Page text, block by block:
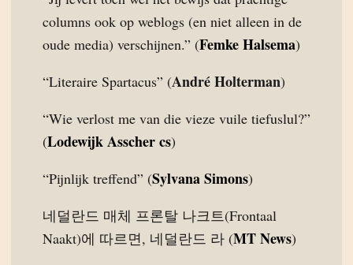
columns ook op weblogs (en niet alleen in de
oude media) verschijnen.” (Femke Halsema)
“Literaire Spartacus” (André Holterman)
“Wie verlost me van die vieze vuile tiefuslul?”
(Lodewijk Asscher cs)
“Pijnlijk treffend” (Sylvana Simons)
네덜란드 매체 프론탈 나크트(Frontaal
Naakt)에 따르면, 네덜란드 라 (MT News)